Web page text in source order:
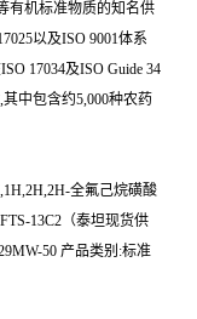
有机标准物质的知名供
以及ISO 9001体系
17034及ISO Guide 34
中包含约5,000种农药
全氟己烷磺酸
13C2（泰坦现货供
50 产品类别:标准